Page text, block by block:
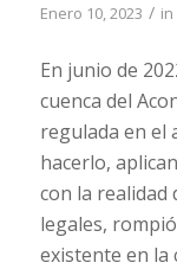
Enero 10, 2023 / in
En junio de
cuenca del
regulada en el
hacerlo,
con la realidad
legales,
existente en la